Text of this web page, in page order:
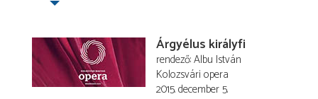
Árgyélus királyfi
rendező Albu István
Kolozsvári opera
2015. december 5.